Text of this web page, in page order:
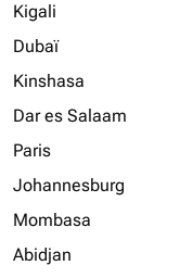
Kigali
Dubaï
Kinshasa
Dar es Salaam
Paris
Johannesburg
Mombasa
Abidjan